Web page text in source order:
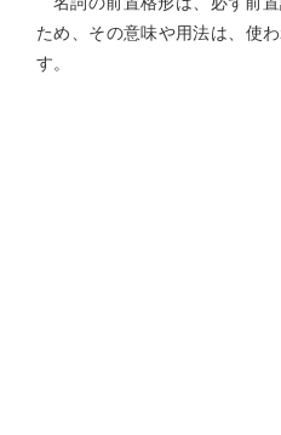
ため、その意味や用法は、使
す。